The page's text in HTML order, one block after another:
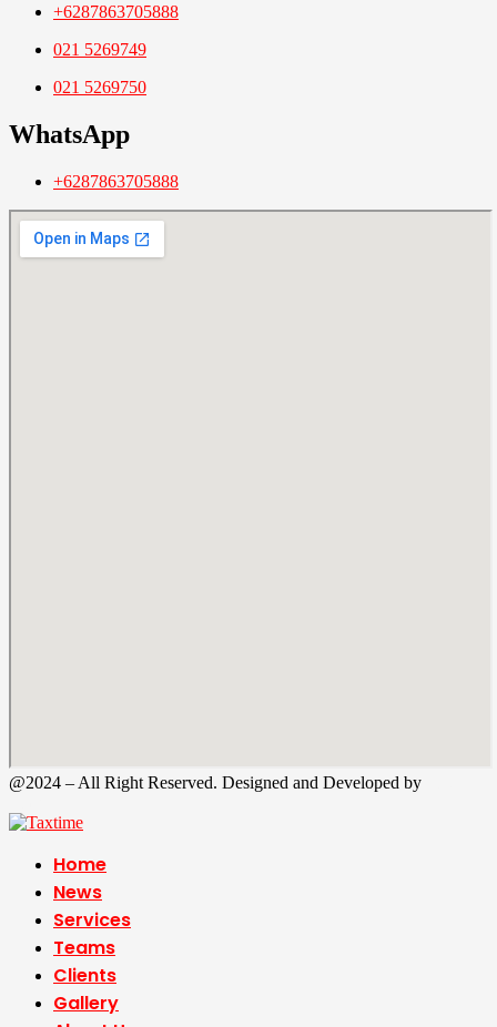
+6287863705888
021 5269749
021 5269750
WhatsApp
+6287863705888
@2024 – All Right Reserved. Designed and Developed by
Home
News
Services
Teams
Clients
Gallery